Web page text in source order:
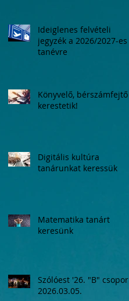
Ideiglenes felvételi
jegyzék a 2026/2027-es
tanévre
Könyvelő, bérszámfejtő
kerestetik!
Digitális kultúra
tanárunkat keressük
Matematika tanárt
keresünk
Szólóest '26. "B" csoport,
2026.03.05.